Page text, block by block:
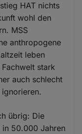
HAT nichts
wohl den
MSS
anthropogene
leben
stark
auch schlecht
übrig: Die
in 50.000 Jahren